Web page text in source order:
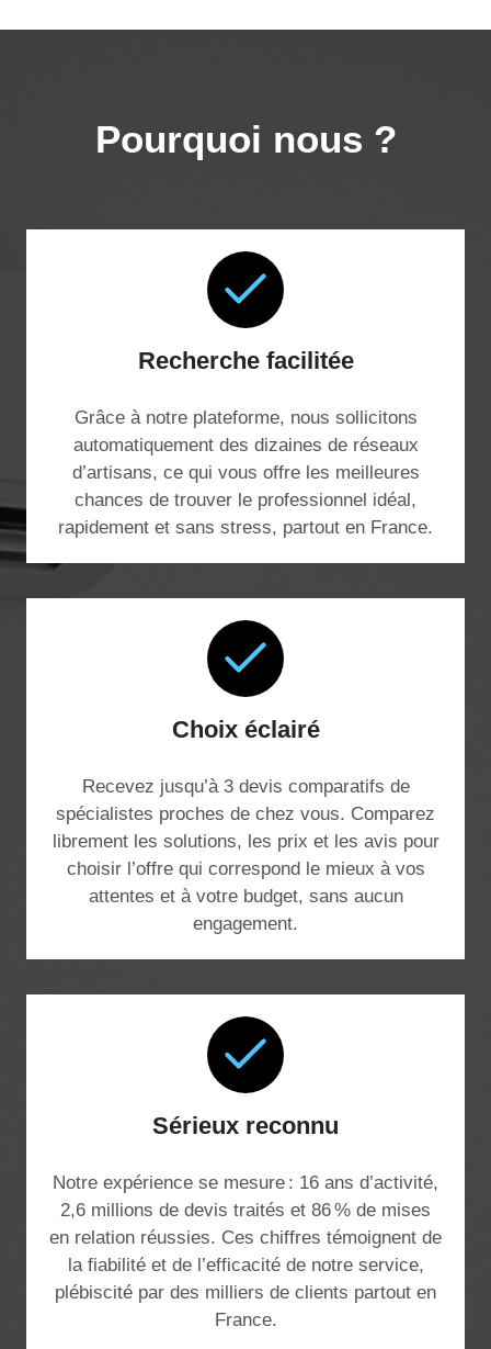
Pourquoi nous ?
Recherche facilitée
Grâce à notre plateforme, nous sollicitons
automatiquement des dizaines de réseaux
d’artisans, ce qui vous offre les meilleures
chances de trouver le professionnel idéal,
rapidement et sans stress, partout en France.
Choix éclairé
Recevez jusqu’à 3 devis comparatifs de
spécialistes proches de chez vous. Comparez
librement les solutions, les prix et les avis pour
choisir l’offre qui correspond le mieux à vos
attentes et à votre budget, sans aucun
engagement.
Sérieux reconnu
Notre expérience se mesure : 16 ans d’activité,
2,6 millions de devis traités et 86 % de mises
en relation réussies. Ces chiffres témoignent de
la fiabilité et de l’efficacité de notre service,
plébiscité par des milliers de clients partout en
France.